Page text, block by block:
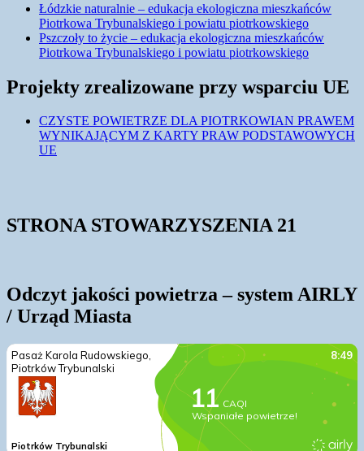
Łódzkie naturalnie – edukacja ekologiczna mieszkańców
Piotrkowa Trybunalskiego i powiatu piotrkowskiego
Pszczoły to życie – edukacja ekologiczna mieszkańców
Piotrkowa Trybunalskiego i powiatu piotrkowskiego
Projekty zrealizowane przy wsparciu UE
CZYSTE POWIETRZE DLA PIOTRKOWIAN PRAWEM
WYNIKAJĄCYM Z KARTY PRAW PODSTAWOWYCH
UE
STRONA STOWARZYSZENIA 21
Odczyt jakości powietrza – system AIRLY
/ Urząd Miasta